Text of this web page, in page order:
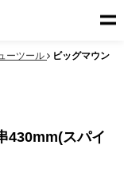
ーツール
ビッグマウン
430mm(スパイ